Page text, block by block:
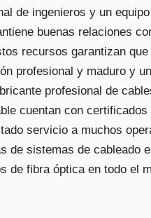
de ingenieros y un
buenas relaciones
recursos garantizan
profesional y maduro y
profesional de
cuentan con
servicio a muchos
de sistemas de cableado
de fibra óptica en todo el